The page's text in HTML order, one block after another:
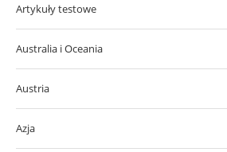
Artykuły testowe
Australia i Oceania
Austria
Azja